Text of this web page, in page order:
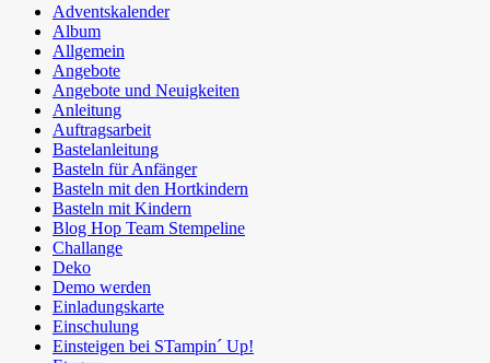
Adventskalender
Album
Allgemein
Angebote
Angebote und Neuigkeiten
Anleitung
Auftragsarbeit
Bastelanleitung
Basteln für Anfänger
Basteln mit den Hortkindern
Basteln mit Kindern
Blog Hop Team Stempeline
Challange
Deko
Demo werden
Einladungskarte
Einschulung
Einsteigen bei STampin´ Up!